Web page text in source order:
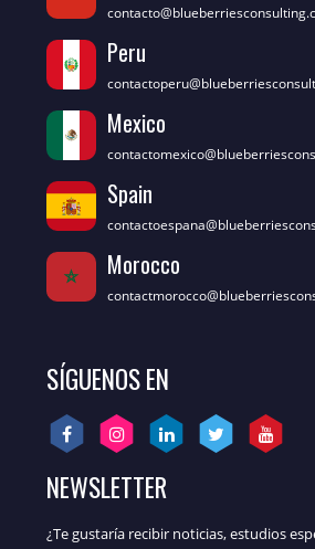
Peru
Mexico
Spain
Morocco
SÍGUENOS EN
NEWSLETTER
¿Te gustaría recibir noticias, estudios